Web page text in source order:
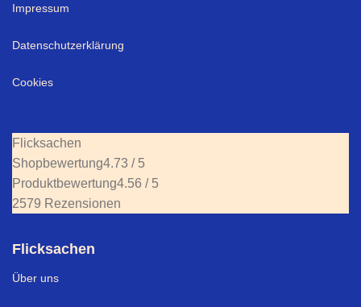
Impressum
Datenschutzerklärung
Cookies
Flicksachen
Shopbewertung4.73 / 5
Produktbewertung4.56 / 5
2579 Rezensionen
Flicksachen
Über uns